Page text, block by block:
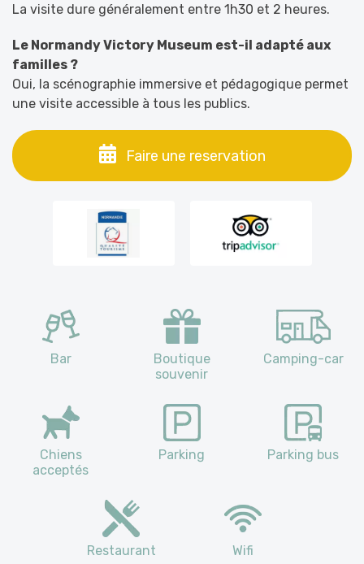
La visite dure généralement entre 1h30 et 2 heures.
Le Normandy Victory Museum est-il adapté aux
familles ?
Oui, la scénographie immersive et pédagogique permet
une visite accessible à tous les publics.
Faire une reservation
Bar
Boutique
souvenir
Camping-car
Chiens
acceptés
Parking Parking bus
Restaurant Wifi